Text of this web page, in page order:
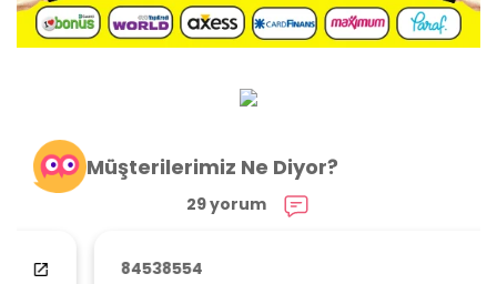
Müşterilerimiz Ne Diyor?
29 yorum
84538554